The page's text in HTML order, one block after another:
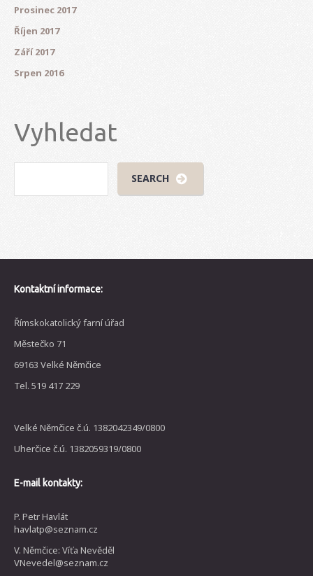
Prosinec 2017
Říjen 2017
Září 2017
Srpen 2016
Vyhledat
Kontaktní informace:
Římskokatolický farní úřad
Městečko 71
69163 Velké Němčice
Tel. 519 417 229
Velké Němčice č.ú. 1382042349/0800
Uherčice č.ú. 1382059319/0800
E-mail kontakty:
P. Petr Havlát
havlatp@seznam.cz
V. Němčice: Víťa Nevěděl
VNevedel@seznam.cz